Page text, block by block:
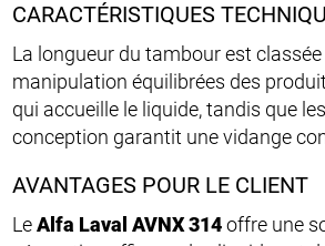
CARACTÉRISTIQUES
La longueur du tambour est
manipulation équilibrées des
qui accueille le liquide, tandis que
conception garantit une vidange
AVANTAGES POUR LE CLIENT
LeAlfa Laval AVNX 314offre une